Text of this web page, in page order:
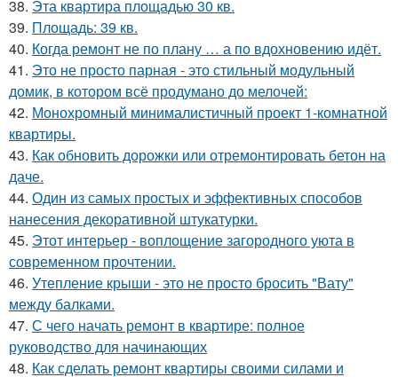
38. Эта квартира площадью 30 кв.
39. Площадь: 39 кв.
40. Когда ремонт не по плану … а по вдохновению идёт.
41. Это не просто парная - это стильный модульный
домик, в котором всё продумано до мелочей:
42. Монохромный минималистичный проект 1-комнатной
квартиры.
43. Как обновить дорожки или отремонтировать бетон на
даче.
44. Один из самых простых и эффективных способов
нанесения декоративной штукатурки.
45. Этот интерьер - воплощение загородного уюта в
современном прочтении.
46. Утепление крыши - это не просто бросить "Вату"
между балками.
47. С чего начать ремонт в квартире: полное
руководство для начинающих
48. Как сделать ремонт квартиры своими силами и